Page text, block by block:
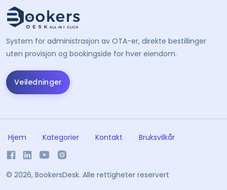
System for administrasjon av OTA-er, direkte bestillinger
uten provisjon og bookingside for hver eiendom.
Veiledninger
Hjem Kategorier Kontakt Bruksvilkår
© 2026, BookersDesk. Alle rettigheter reservert